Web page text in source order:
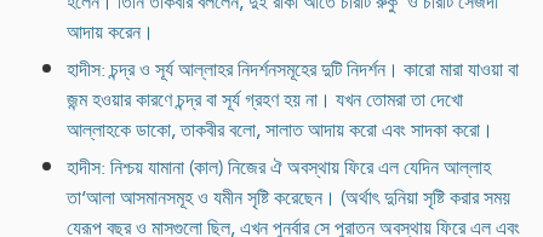
আদায় করেন।
হাদীস: চন্দ্র ও সূর্য আল্লাহর নিদর্শনসমূহের দুটি নিদর্শন। কারো মারা যাওয়া বা
জন্ম হওয়ার কারণে চন্দ্র বা সূর্য গ্রহণ হয় না। যখন তোমরা তা দেখো
আল্লাহকে ডাকো, তাকবীর বলো, সালাত আদায় করো এবং সাদকা করো।
হাদীস: নিশ্চয় যামানা (কাল) নিজের ঐ অবস্থায় ফিরে এল যেদিন আল্লাহ
তা‘আলা আসমানসমূহ ও যমীন সৃষ্টি করেছেন। (অর্থাৎ দুনিয়া সৃষ্টি করার সময়
যেরূপ বছর ও মাসগুলো ছিল, এখন পুনর্বার সে পুরাতন অবস্থায় ফিরে এল এবং